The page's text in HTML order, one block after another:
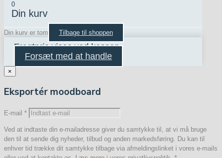
0
Din kurv
Din kurv er tom Tilbage til shoppen
Fragtpris vises ved kassen
Forsæt med at handle
×
Eksportér moodboard
E-mail *
Ved at indtaste din e-mailadresse giver du samtykke til, at vi må bruge
den til at sende dig nyheder, tilbud og anden markedsføring. Du kan til
enhver tid trække dit samtykke tilbage via afmeldingslinket i vores e-mails